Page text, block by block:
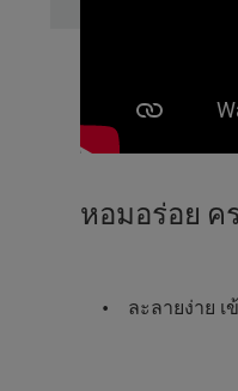
หอมอร่อย ค
ละลายง่าย เ